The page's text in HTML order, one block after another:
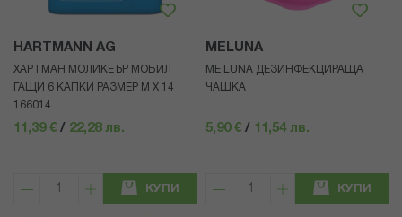
HARTMANN AG
ХАРТМАН МОЛИКЕЪР МОБИЛ
ГАЩИ 6 КАПКИ РАЗМЕР M Х 14
166014
11,39 € / 22,28 лв.
КУПИ
MELUNA
ME LUNA ДЕЗИНФЕКЦИРАЩА
ЧАШКА
5,90 € / 11,54 лв.
КУПИ